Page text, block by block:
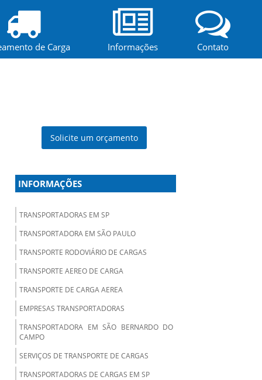
de Carga Informações Contato
Solicite um orçamento
INFORMAÇÕES
TRANSPORTADORAS EM SP
TRANSPORTADORA EM SÃO PAULO
TRANSPORTE RODOVIÁRIO DE CARGAS
TRANSPORTE AEREO DE CARGA
TRANSPORTE DE CARGA AEREA
EMPRESAS TRANSPORTADORAS
TRANSPORTADORA EM SÃO BERNARDO DO
CAMPO
SERVIÇOS DE TRANSPORTE DE CARGAS
TRANSPORTADORAS DE CARGAS EM SP